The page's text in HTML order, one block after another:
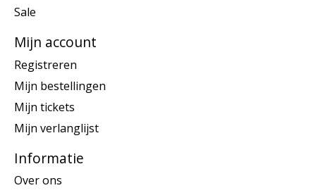
Sale
Mijn account
Registreren
Mijn bestellingen
Mijn tickets
Mijn verlanglijst
Informatie
Over ons